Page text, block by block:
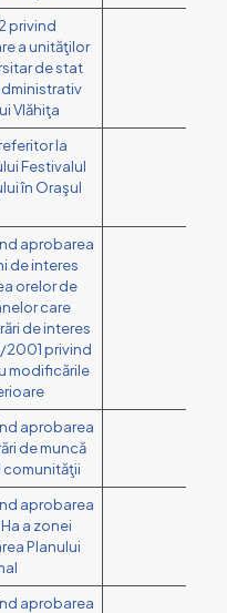
privind
a unităţilor
de stat
Vlăhiţa
la
Festivalul
în Oraşul
aprobarea
de interes
orelor de
care
de interes
2001 privind
modificările
aprobarea
de muncă
comunităţii
aprobarea
a zonei
Planului
aprobarea